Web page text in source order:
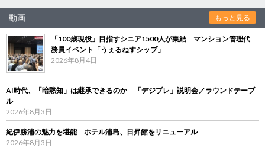
動画 もっと見る
「100歳現役」目指すシニア1500人が集結 マンション管理代
務員イベント「うぇるねすシップ」
2026年8月4日
AI時代、「暗黙知」は継承できるのか 「デジブレ」説明会／ラウンドテーブ
ル
2026年8月3日
紀伊勝浦の魅力を堪能 ホテル浦島、日昇館をリニューアル
2026年8月3日